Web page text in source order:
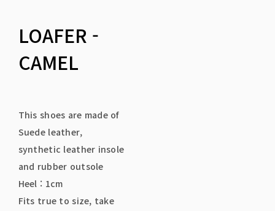
LOAFER -
CAMEL
This shoes are made of
Suede leather,
synthetic leather insole
and rubber outsole
Heel : 1cm
Fits true to size, take